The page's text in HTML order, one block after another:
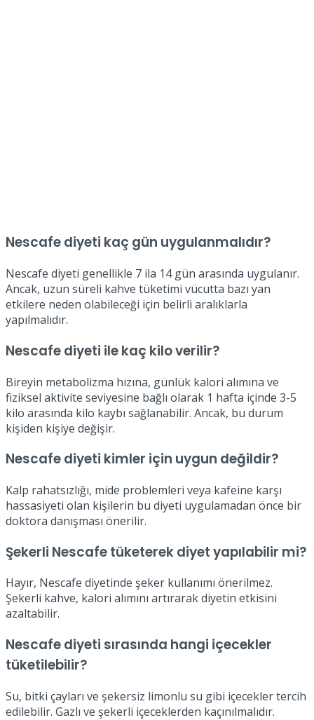
Nescafe diyeti kaç gün uygulanmalıdır?
Nescafe diyeti genellikle 7 ila 14 gün arasında uygulanır.
Ancak, uzun süreli kahve tüketimi vücutta bazı yan
etkilere neden olabileceği için belirli aralıklarla
yapılmalıdır.
Nescafe diyeti ile kaç kilo verilir?
Bireyin metabolizma hızına, günlük kalori alımına ve
fiziksel aktivite seviyesine bağlı olarak 1 hafta içinde 3-5
kilo arasında kilo kaybı sağlanabilir. Ancak, bu durum
kişiden kişiye değişir.
Nescafe diyeti kimler için uygun değildir?
Kalp rahatsızlığı, mide problemleri veya kafeine karşı
hassasiyeti olan kişilerin bu diyeti uygulamadan önce bir
doktora danışması önerilir.
Şekerli Nescafe tüketerek diyet yapılabilir mi?
Hayır, Nescafe diyetinde şeker kullanımı önerilmez.
Şekerli kahve, kalori alımını artırarak diyetin etkisini
azaltabilir.
Nescafe diyeti sırasında hangi içecekler
tüketilebilir?
Su, bitki çayları ve şekersiz limonlu su gibi içecekler tercih
edilebilir. Gazlı ve şekerli içeceklerden kaçınılmalıdır.